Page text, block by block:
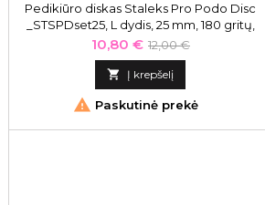
Pedikiūro diskas Staleks Pro Podo Disc
_STSPDset25, L dydis, 25 mm, 180 gritų,
plastikinis
Kaina
10,80 € Bazinė
kaina
12,00 €
 Į krepšelį
 Paskutinė prekė